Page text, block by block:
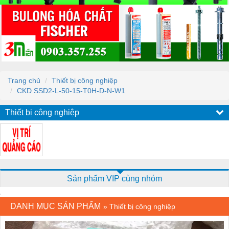
Trang chủ
Thiết bị công nghiệp
CKD SSD2-L-50-15-T0H-D-N-W1
Thiết bị công nghiệp
Sản phẩm VIP cùng nhóm
DANH MỤC SẢN PHẨM » Thiết bị công nghiệp